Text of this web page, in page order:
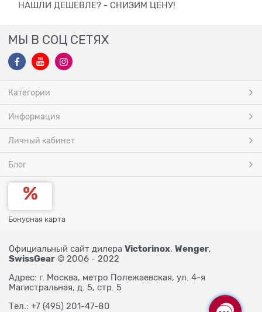
НАШЛИ ДЕШЕВЛЕ? - СНИЗИМ ЦЕНУ!
МЫ В СОЦ СЕТЯХ
Категории
Информация
Личный кабинет
Блог
Бонусная карта
Официальный сайт дилера Victorinox, Wenger,
SwissGear © 2006 - 2022
Адрес: г. Москва, метро Полежаевская, ул. 4-я
Магистральная, д. 5, стр. 5
Тел.: +7 (495) 201-47-80